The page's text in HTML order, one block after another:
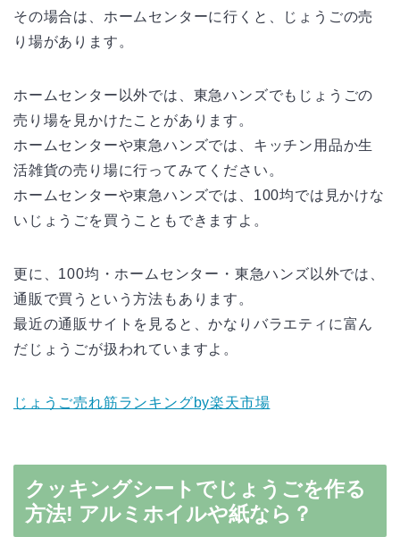
その場合は、ホームセンターに行くと、じょうごの売
り場があります。
ホームセンター以外では、東急ハンズでもじょうごの
売り場を見かけたことがあります。
ホームセンターや東急ハンズでは、キッチン用品か生
活雑貨の売り場に行ってみてください。
ホームセンターや東急ハンズでは、100均では見かけな
いじょうごを買うこともできますよ。
更に、100均・ホームセンター・東急ハンズ以外では、
通販で買うという方法もあります。
最近の通販サイトを見ると、かなりバラエティに富ん
だじょうごが扱われていますよ。
じょうご売れ筋ランキングby楽天市場
クッキングシートでじょうごを作る
方法! アルミホイルや紙なら？